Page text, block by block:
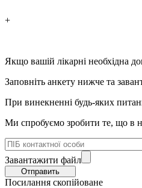
+
Якщо вашій лікарні необхідна
Заповніть анкету нижче та
При винекненні будь-яких
Ми спробуємо зробити те, що в
Завантажити файл
Посилання скопійоване